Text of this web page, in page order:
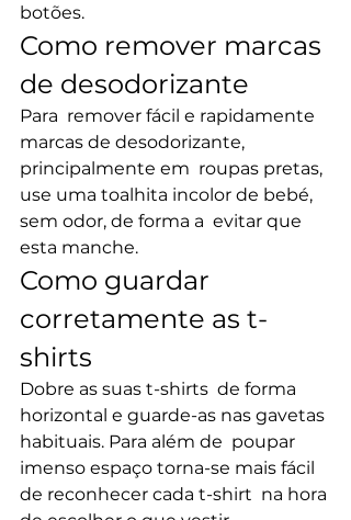
botões.
Como remover marcas
de desodorizante
Para  remover fácil e rapidamente
marcas de desodorizante,
principalmente em  roupas pretas,
use uma toalhita incolor de bebé,
sem odor, de forma a  evitar que
esta manche.
Como guardar
corretamente as t-
shirts
Dobre as suas t-shirts  de forma
horizontal e guarde-as nas gavetas
habituais. Para além de  poupar
imenso espaço torna-se mais fácil
de reconhecer cada t-shirt  na hora